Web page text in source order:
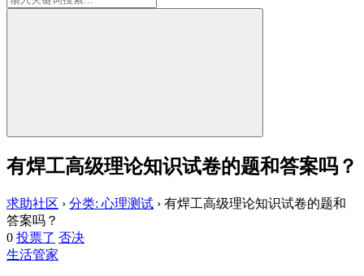
有焊工高级理论知识试卷的题和答案吗？
求助社区 › 分类: 心理测试 › 有焊工高级理论知识试卷的题和
答案吗？
0 投票了 否决
生活管家